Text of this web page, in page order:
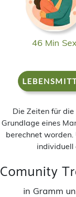
46 Min Sex
Die Zeiten für
Grundlage eines
berechnet
individuell
Comunity
in Gramm